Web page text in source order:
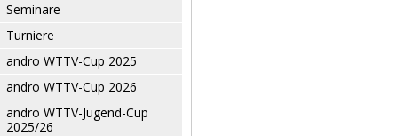
Seminare
Turniere
andro WTTV-Cup 2025
andro WTTV-Cup 2026
andro WTTV-Jugend-Cup
2025/26